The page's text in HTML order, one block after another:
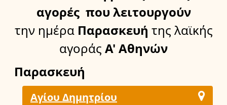
αγορές που λειτουργούν
την ημέραΠαρασκευή της λαϊκής
αγοράς Α' Αθηνών
Παρασκευή
Αγίου Δημητρίου